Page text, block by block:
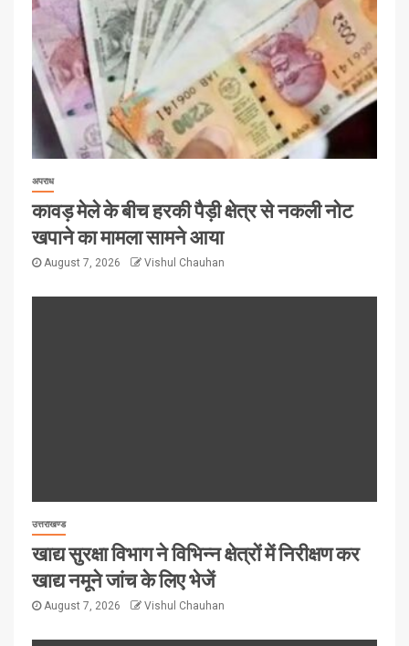
अपराध
कावड़ मेले के बीच हरकी पैड़ी क्षेत्र से नकली नोट
खपाने का मामला सामने आया
August 7, 2026 Vishul Chauhan
उत्तराखण्ड
खाद्य सुरक्षा विभाग ने विभिन्न क्षेत्रों में निरीक्षण कर
खाद्य नमूने जांच के लिए भेजें
August 7, 2026 Vishul Chauhan